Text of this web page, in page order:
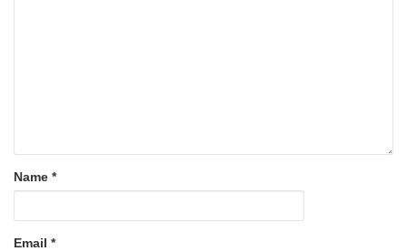
Name *
Email *